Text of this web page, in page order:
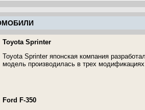
Toyota Sprinter
Toyota Sprinter японская компания
модель производилась в трех
Ford F-350